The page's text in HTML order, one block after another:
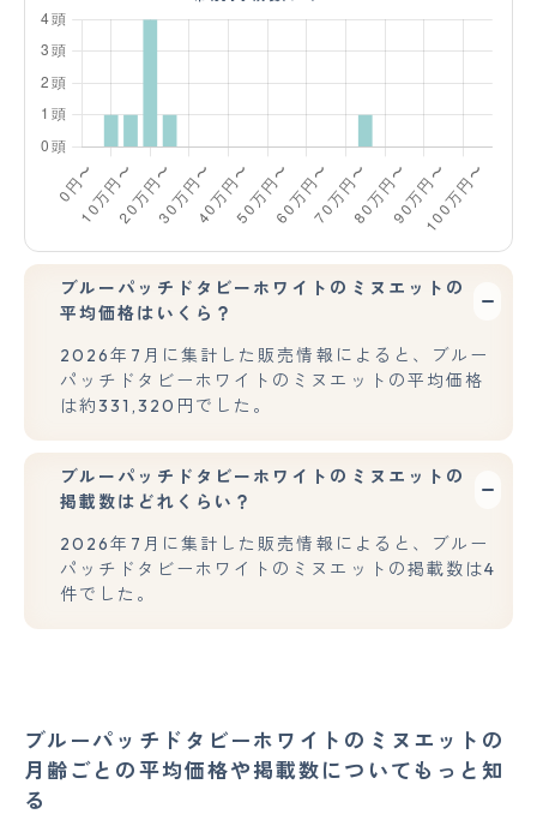
ブルーパッチドタビーホワイトのミヌエットの
平均価格はいくら？
2026年7月に集計した販売情報によると、ブルー
パッチドタビーホワイトのミヌエットの平均価格
は約331,320円でした。
ブルーパッチドタビーホワイトのミヌエットの
掲載数はどれくらい？
2026年7月に集計した販売情報によると、ブルー
パッチドタビーホワイトのミヌエットの掲載数は4
件でした。
ブルーパッチドタビーホワイトのミヌエットの
月齢ごとの平均価格や掲載数についてもっと知
る